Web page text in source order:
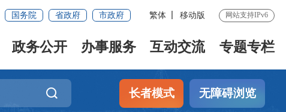
国务院 省政府 市政府 繁体 移动版 网站支持IPv6
政务公开 办事服务 互动交流 专题专栏
长者模式 无障碍浏览